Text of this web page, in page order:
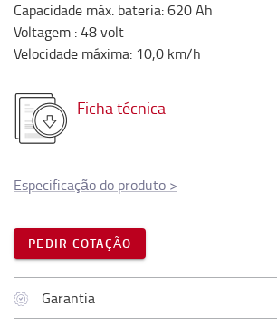
Capacidade máx. bateria:620Ah
Voltagem :48volt
Velocidade máxima: 10,0 km/h
Ficha técnica
Especificação do produto >
PEDIR COTAÇÃO
Garantia